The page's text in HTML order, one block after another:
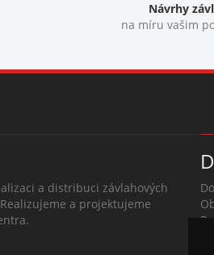
Návrhy
na míru vašim
a distribuci závlahových
a projektujeme